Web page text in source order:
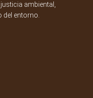
ambiental,
del entorno.